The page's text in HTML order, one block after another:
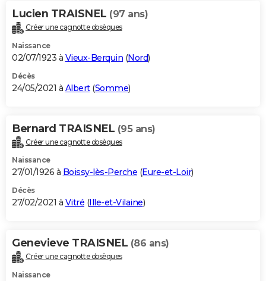
Lucien TRAISNEL (97 ans)
Créer une cagnotte obsèques
Naissance
02/07/1923 à Vieux-Berquin (Nord)
Décès
24/05/2021 à Albert(Somme)
Bernard TRAISNEL (95 ans)
Créer une cagnotte obsèques
Naissance
27/01/1926 à Boissy-lès-Perche (Eure-et-Loir)
Décès
27/02/2021 à Vitré (Ille-et-Vilaine)
Genevieve TRAISNEL (86 ans)
Créer une cagnotte obsèques
Naissance